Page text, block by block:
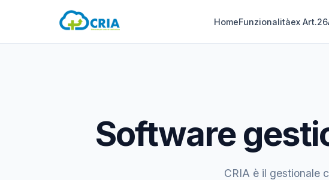
HomeFunzionalitàex Art.26
Software
CRIA è il gestionale